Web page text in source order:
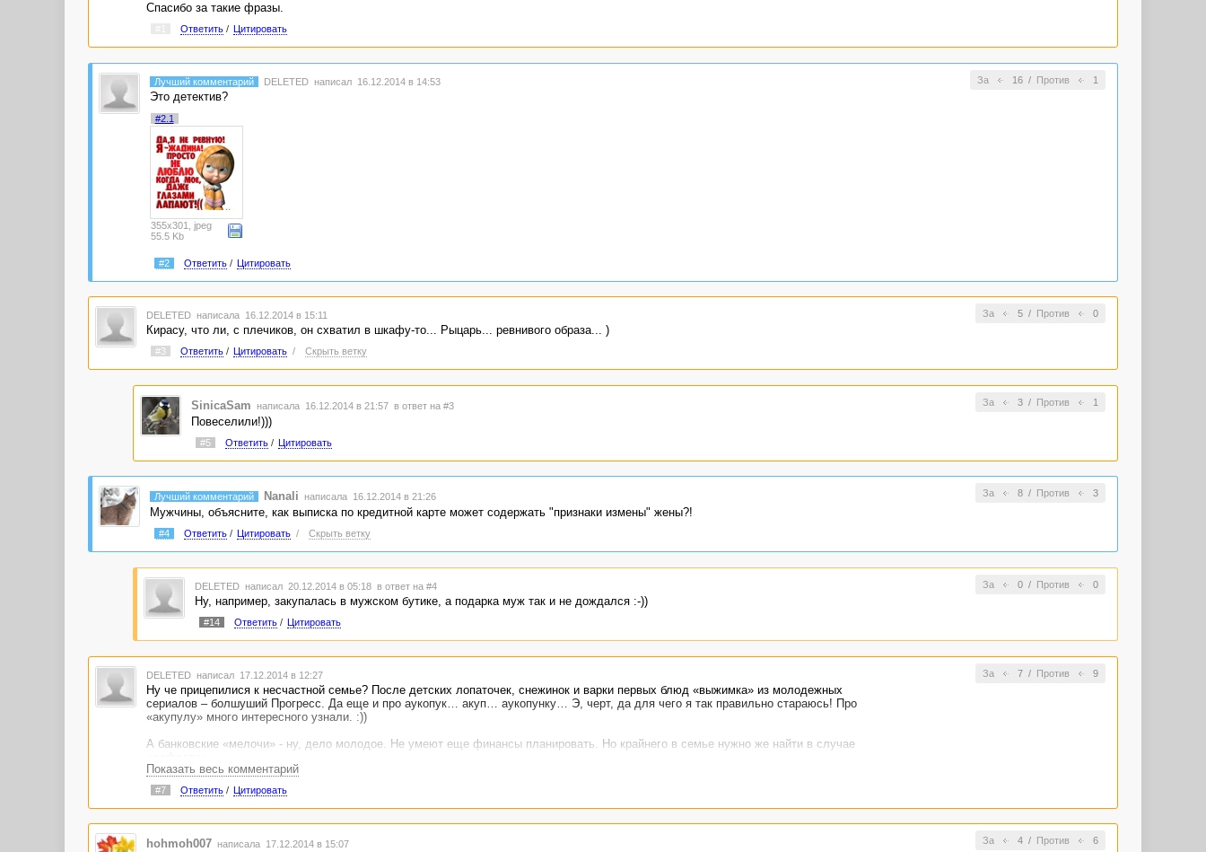
Спасибо за такие фразы.
Ответить/ Цитировать
За 16/ Против 1
Лучший комментарий DELETED написал 16.12.2014 в 14:53
Это детектив?
#2.1
355x301, jpeg
55.5 Kb
#2 Ответить/ Цитировать
За 5/ Против 0
DELETED написала 16.12.2014 в 15:11
Кирасу, что ли, с плечиков, он схватил в шкафу-то... Рыцарь... ревнивого образа... )
#3 Ответить/ Цитировать / Скрыть ветку
За 3/ Против 1
SinicaSam написала 16.12.2014 в 21:57 в ответ на #3
Повеселили!)))
#5 Ответить/ Цитировать
За 8/ Против 3
Лучший комментарий Nanali написала 16.12.2014 в 21:26
Мужчины, объясните, как выписка по кредитной карте может содержать "признаки измены" жены?!
#4 Ответить/ Цитировать / Скрыть ветку
За 0/ Против 0
DELETED написал 20.12.2014 в 05:18 в ответ на #4
Ну, например, закупалась в мужском бутике, а подарка муж так и не дождался :-))
#14 Ответить/ Цитировать
За 7/ Против 9
DELETED написал 17.12.2014 в 12:27
Ну че прицепилися к несчастной семье? После детских лопаточек, снежинок и варки первых блюд «выжимка» из молодежных
сериалов – болшуший Прогресс. Да еще и про аукопук… акуп… аукопунку… Э, черт, да для чего я так правильно стараюсь! Про
«акупулу» много интересного узнали. :))
А банковские «мелочи» - ну, дело молодое. Не умеют еще финансы планировать. Но крайнего в семье нужно же найти в случае
По теме же… Эхе-хе… Уже с середины понял – очередной веселый прикол. В сериалах – момент обязательный, без этого половина
зрителей уйдет.
А детектив как же? Отстаньте, зануды! Главное – чтобы голосовали, остальное – не обязательно!
Показать весь комментарий
#7 Ответить/ Цитировать
За 4/ Против 6
hohmoh007 написала 17.12.2014 в 15:07